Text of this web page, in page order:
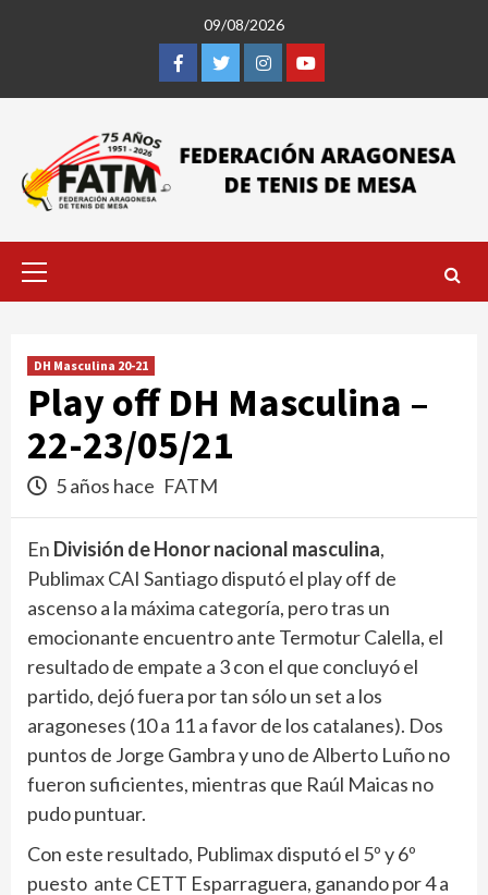
09/08/2026
Facebook
TwitterInstagramYoutube
Menú
DH Masculina 20-21
Play off DH Masculina –
22-23/05/21
5 años hace FATM
En División de Honor nacional masculina,
Publimax CAI Santiago disputó el play off de
ascenso a la máxima categoría, pero tras un
emocionante encuentro ante Termotur Calella, el
resultado de empate a 3 con el que concluyó el
partido, dejó fuera por tan sólo un set a los
aragoneses (10 a 11 a favor de los catalanes). Dos
puntos de Jorge Gambra y uno de Alberto Luño no
fueron suficientes, mientras que Raúl Maicas no
pudo puntuar.
Con este resultado, Publimax disputó el 5º y 6º
puesto ante CETT Esparraguera, ganando por 4 a